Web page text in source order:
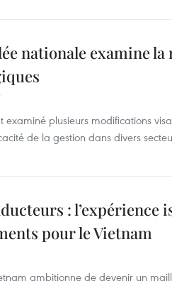
nationale examine
examiné plusieurs modifications
de la gestion dans divers
: l’expérience
pour le Vietnam
ambitionne de devenir un